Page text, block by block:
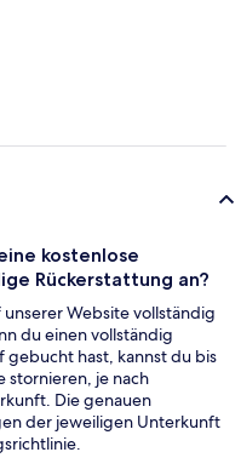
kostenlose
Rückerstattung an?
Website vollständig
du einen vollständig
hast, kannst du bis
stornieren, je nach
Die genauen
der jeweiligen Unterkunft